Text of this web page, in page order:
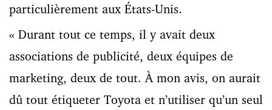
particulièrement aux États-Unis.
« Durant tout ce temps, il y avait deux
associations de publicité, deux équipes de
marketing, deux de tout. À mon avis, on aurait
dû tout étiqueter Toyota et n’utiliser qu’un seul